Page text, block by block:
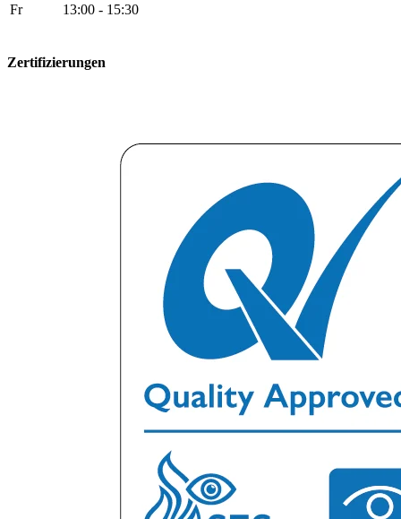
Fr 13:00 - 15:30
Zertifizierungen